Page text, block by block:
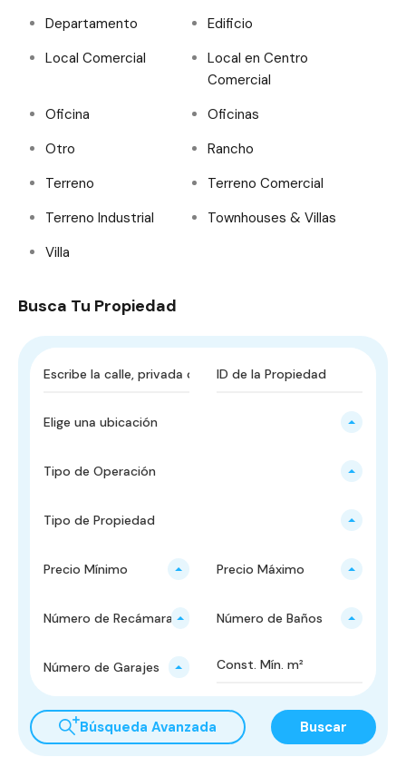
Departamento
Edificio
Local Comercial
Local en Centro
Comercial
Oficina
Oficinas
Otro
Rancho
Terreno
Terreno Comercial
Terreno Industrial
Townhouses & Villas
Villa
Busca Tu Propiedad
Elige una ubicación
Tipo de Operación
Tipo de Propiedad
Precio Mínimo Precio Máximo
Número de Recámaras Número de Baños
Número de Garajes
Búsqueda Avanzada Buscar